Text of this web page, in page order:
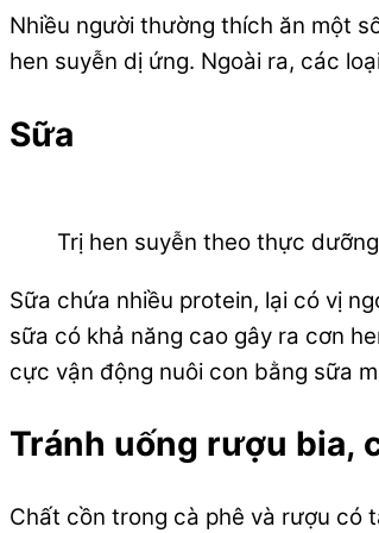
Nhiều người thường thích ăn một
hen suyễn dị ứng. Ngoài ra, các
Sữa
Trị hen suyễn theo thực dưỡng
Sữa chứa nhiều protein, lại có vị
sữa có khả năng cao gây ra cơn
cực vận động nuôi con bằng sữa
Tránh uống rượu bia,
Chất cồn trong cà phê và rượu có